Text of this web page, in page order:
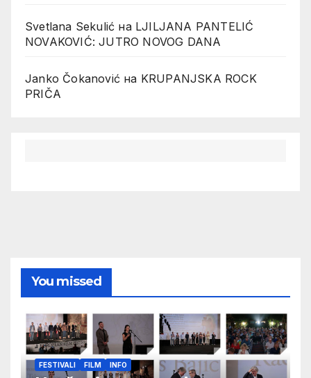
Svetlana Sekulić на LJILJANA PANTELIĆ
NOVAKOVIĆ: JUTRO NOVOG DANA
Janko Čokanović на KRUPANJSKA ROCK
PRIČA
You missed
FESTIVALI FILM INFO